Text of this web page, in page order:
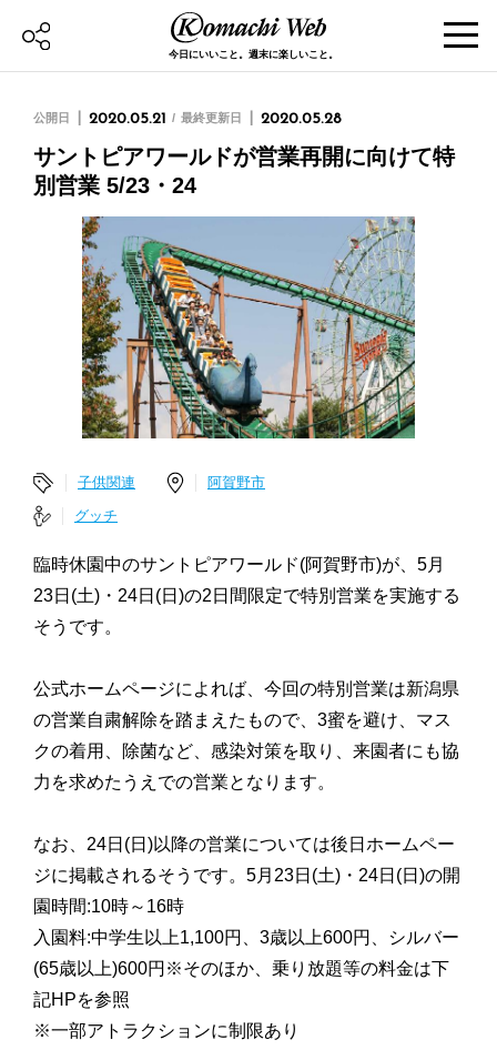
今日にいいこと。週末に楽しいこと。
公開日 2020.05.21 最終更新日 2020.05.28
サントピアワールドが営業再開に向けて特
別営業 5/23・24
子供関連
阿賀野市
グッチ
臨時休園中のサントピアワールド(阿賀野市)が、5月
23日(土)・24日(日)の2日間限定で特別営業を実施する
そうです。
公式ホームページによれば、今回の特別営業は新潟県
の営業自粛解除を踏まえたもので、3蜜を避け、マス
クの着用、除菌など、感染対策を取り、来園者にも協
力を求めたうえでの営業となります。
なお、24日(日)以降の営業については後日ホームペー
ジに掲載されるそうです。5月23日(土)・24日(日)の開
園時間:10時～16時
入園料:中学生以上1,100円、3歳以上600円、シルバー
(65歳以上)600円※そのほか、乗り放題等の料金は下
記HPを参照
※一部アトラクションに制限あり